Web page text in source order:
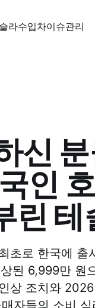
라수입차이슈관리
신
인
린
초로 한국에
된 6,999만 원
상 조치와
자들의 소비